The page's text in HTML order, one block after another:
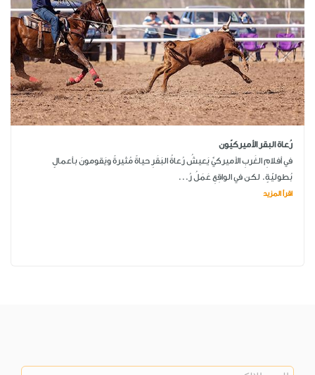
رُعاة البقر الأميركيّون
في أفلامِ الغَربِ الأميركيِّ يَعيشُ رُعاةُ البَقَرِ حياةً مُثيرةً ويَقومونَ بأعمالٍ
بُطوليّةٍ. لكن في الواقِعِ عَمَلُ رُ...
اقرأ المزيد